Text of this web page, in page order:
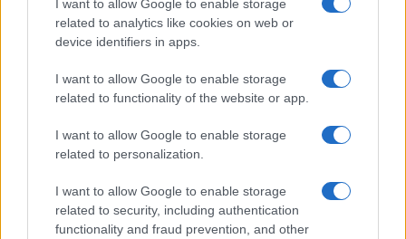
I want to allow Google to enable storage
related to analytics like cookies on web or
device identifiers in apps.
I want to allow Google to enable storage
related to functionality of the website or app.
I want to allow Google to enable storage
related to personalization.
I want to allow Google to enable storage
related to security, including authentication
functionality and fraud prevention, and other
Paolo Pinna
I nostri cari